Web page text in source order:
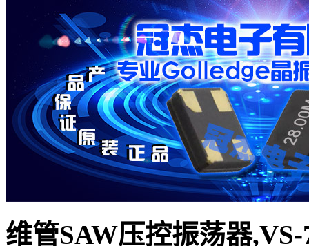
维管SAW压控振荡器